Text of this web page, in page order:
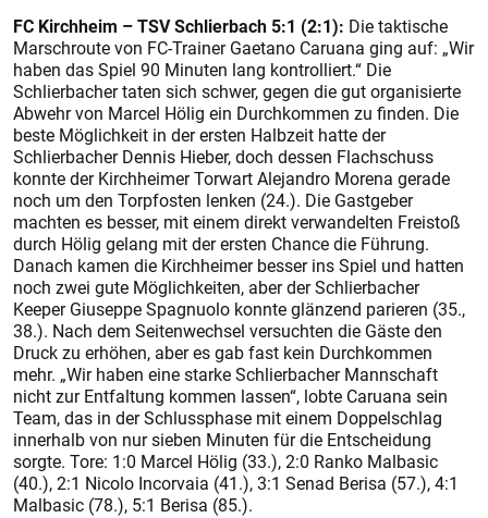
FC Kirchheim – TSV Schlierbach 5:1 (2:1): Die taktische
Marschroute von FC-Trainer Gaetano Caruana ging auf: „Wir
haben das Spiel 90 Minuten lang kontrolliert.“ Die
Schlierbacher taten sich schwer, gegen die gut organisierte
Abwehr von Marcel Hölig ein Durchkommen zu finden. Die
beste Möglichkeit in der ersten Halbzeit hatte der
Schlierbacher Dennis Hieber, doch dessen Flachschuss
konnte der Kirchheimer Torwart Alejandro Morena gerade
noch um den Torpfosten lenken (24.). Die Gastgeber
machten es besser, mit einem direkt verwandelten Freistoß
durch Hölig gelang mit der ersten Chance die Führung.
Danach kamen die Kirchheimer besser ins Spiel und hatten
noch zwei gute Möglichkeiten, aber der Schlierbacher
Keeper Giuseppe Spagnuolo konnte glänzend parieren (35.,
38.). Nach dem Seitenwechsel versuchten die Gäste den
Druck zu erhöhen, aber es gab fast kein Durchkommen
mehr. „Wir haben eine starke Schlierbacher Mannschaft
nicht zur Entfaltung kommen lassen“, lobte Caruana sein
Team, das in der Schlussphase mit einem Doppelschlag
innerhalb von nur sieben Minuten für die Entscheidung
sorgte. Tore: 1:0 Marcel Hölig (33.), 2:0 Ranko Malbasic
(40.), 2:1 Nicolo Incorvaia (41.), 3:1 Senad Berisa (57.), 4:1
Malbasic (78.), 5:1 Berisa (85.).